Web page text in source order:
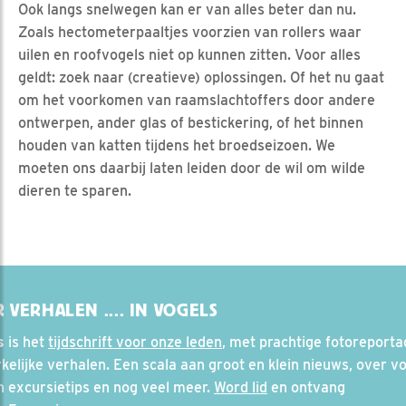
Ook langs snelwegen kan er van alles beter dan nu.
Zoals hectometerpaaltjes voorzien van rollers waar
uilen en roofvogels niet op kunnen zitten. Voor alles
geldt: zoek naar (creatieve) oplossingen. Of het nu gaat
om het voorkomen van raamslachtoffers door andere
ontwerpen, ander glas of bestickering, of het binnen
houden van katten tijdens het broedseizoen. We
moeten ons daarbij laten leiden door de wil om wilde
dieren te sparen.
VERHALEN .... IN VOGELS
is het tijdschrift voor onze leden, met prachtige
verhalen. Een scala aan groot en klein nieuws, over
excursietips en nog veel meer. Word lid en ontvang